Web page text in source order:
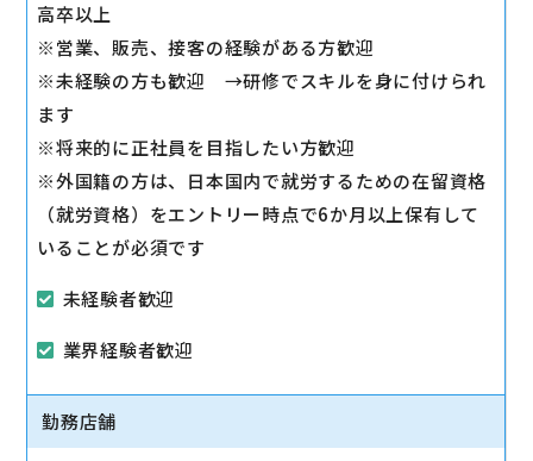
契約への誘導、店舗の利益に繋がる積極的なアプロー
チを実施します。
◇注力サービスのご提案
スマホ教室を通して「PayPay」「Yahoo!ショッピン
グ」「LINE」など、おススメサービスを体験いただき
ながら提案します。
高卒以上
※営業、販売、接客の経験がある方歓迎
※未経験の方も歓迎 →研修でスキルを身に付けられ
ます
※将来的に正社員を目指したい方歓迎
※外国籍の方は、日本国内で就労するための在留資格
（就労資格）をエントリー時点で6か月以上保有して
いることが必須です
未経験者歓迎
業界経験者歓迎
勤務店舗